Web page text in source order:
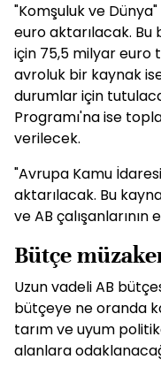
"Komşuluk ve
euro aktarılacak. Bu
için 75,5 milyar euro
avroluk bir kaynak
durumlar için
Programı'na ise
verilecek.
"Avrupa Kamu
aktarılacak. Bu
ve AB
Bütçe
Uzun vadeli AB
bütçeye ne oranda
tarım ve uyum
alanlara